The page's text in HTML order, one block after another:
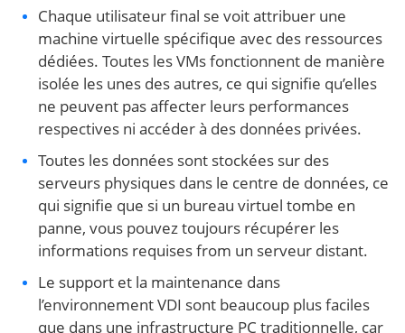
Chaque utilisateur final se voit attribuer une
machine virtuelle spécifique avec des ressources
dédiées. Toutes les VMs fonctionnent de manière
isolée les unes des autres, ce qui signifie qu’elles
ne peuvent pas affecter leurs performances
respectives ni accéder à des données privées.
Toutes les données sont stockées sur des
serveurs physiques dans le centre de données, ce
qui signifie que si un bureau virtuel tombe en
panne, vous pouvez toujours récupérer les
informations requises from un serveur distant.
Le support et la maintenance dans
l’environnement VDI sont beaucoup plus faciles
que dans une infrastructure PC traditionnelle, car